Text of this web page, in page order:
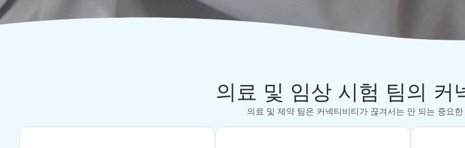
의료 및 임상 시험 팀의 커
의료 및 제약 팀은 커넥티비티가 끊겨서는 안 되는 중요